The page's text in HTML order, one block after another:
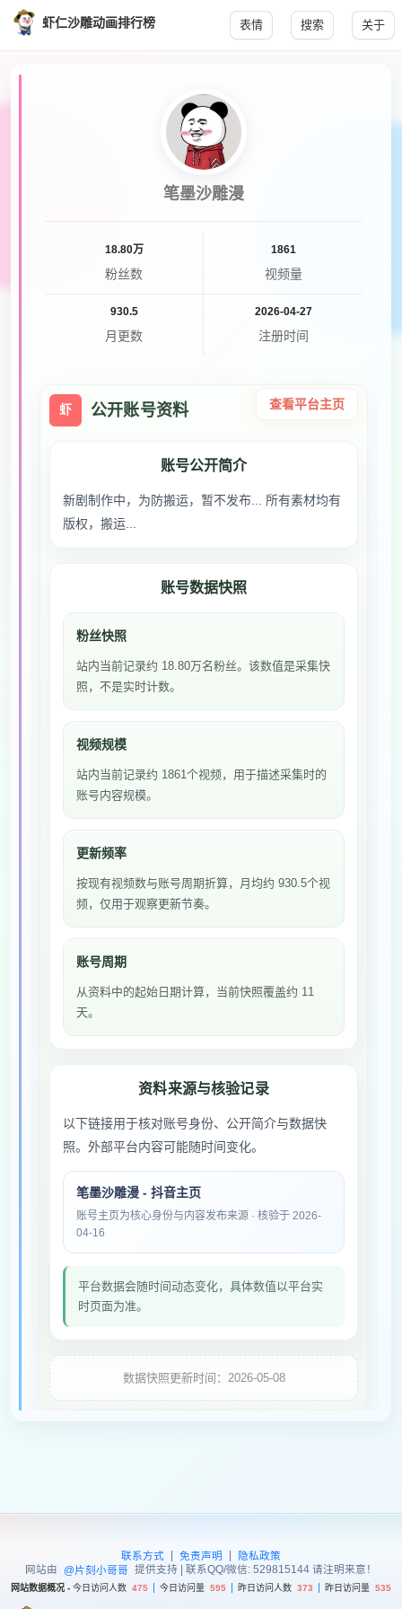
虾仁沙雕动画排行榜 表情 搜索 关于
笔墨沙雕漫
18.80万
粉丝数
1861
视频量
930.5
月更数
2026-04-27
注册时间
虾 公开账号资料 查看平台主页
账号公开简介
新剧制作中，为防搬运，暂不发布... 所有素材均有
版权，搬运...
账号数据快照
粉丝快照
站内当前记录约 18.80万名粉丝。该数值是采集快
照，不是实时计数。
视频规模
站内当前记录约 1861个视频，用于描述采集时的
账号内容规模。
更新频率
按现有视频数与账号周期折算，月均约 930.5个视
频，仅用于观察更新节奏。
账号周期
从资料中的起始日期计算，当前快照覆盖约 11
天。
资料来源与核验记录
以下链接用于核对账号身份、公开简介与数据快
照。外部平台内容可能随时间变化。
笔墨沙雕漫 - 抖音主页
账号主页为核心身份与内容发布来源 · 核验于 2026-
04-16
平台数据会随时间动态变化，具体数值以平台实
时页面为准。
数据快照更新时间：2026-05-08
联系方式 | 免责声明 |
隐私政策
网站由
@片刻小哥哥 提供支持 | 联系QQ/微信: 529815144 请注明来意！
网站数据概况 - 今日访问人数 475 今日访问量 595 昨日访问人数 373 昨日访问量 535